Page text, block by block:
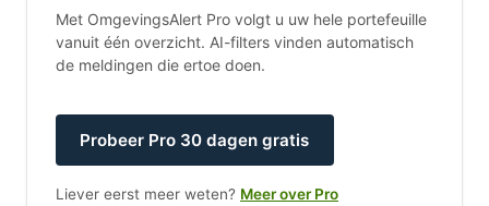
Met OmgevingsAlert Pro volgt u uw hele portefeuille
vanuit één overzicht. AI-filters vinden automatisch
de meldingen die ertoe doen.
Probeer Pro 30 dagen gratis
Liever eerst meer weten? Meer over Pro